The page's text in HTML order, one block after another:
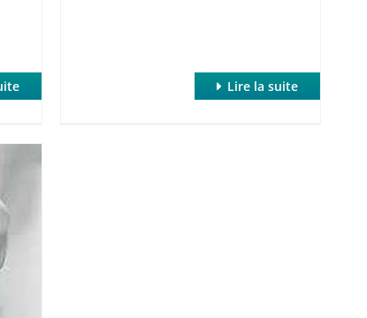
Lire la suite